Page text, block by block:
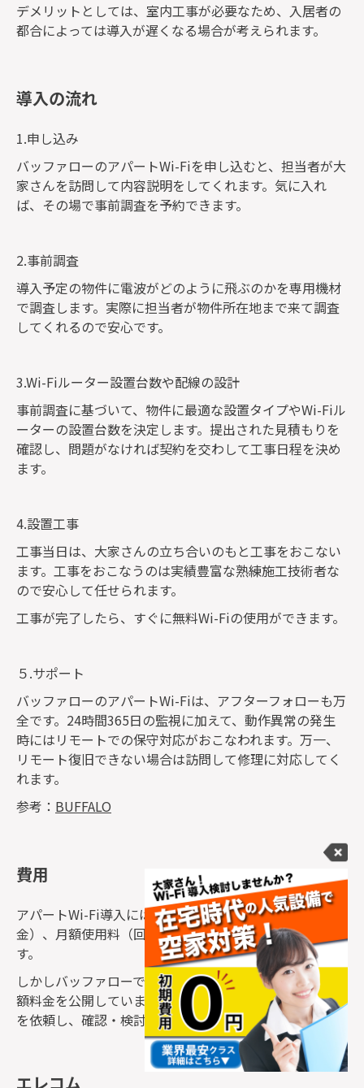
デメリットとしては、室内工事が必要なため、入居者の
都合によっては導入が遅くなる場合が考えられます。
導入の流れ
1.申し込み
バッファローのアパートWi-Fiを申し込むと、担当者が大
家さんを訪問して内容説明をしてくれます。気に入れ
ば、その場で事前調査を予約できます。
2.事前調査
導入予定の物件に電波がどのように飛ぶのかを専用機材
で調査します。実際に担当者が物件所在地まで来て調査
してくれるので安心です。
3.Wi-Fiルーター設置台数や配線の設計
事前調査に基づいて、物件に最適な設置タイプやWi-Fiル
ーターの設置台数を決定します。提出された見積もりを
確認し、問題がなければ契約を交わして工事日程を決め
ます。
4.設置工事
工事当日は、大家さんの立ち合いのもと工事をおこない
ます。工事をおこなうのは実績豊富な熟練施工技術者な
ので安心して任せられます。
工事が完了したら、すぐに無料Wi-Fiの使用ができます。
５.サポート
バッファローのアパートWi-Fiは、アフターフォローも万
全です。24時間365日の監視に加えて、動作異常の発生
時にはリモートでの保守対応がおこなわれます。万一、
リモート復旧できない場合は訪問して修理に対応してく
れます。
参考： BUFFALO
費用
アパートWi-Fi導入には、初期費用（工事費用、機器代
金）、月額使用料（回線費用、保守費用）がかかりま
す。
しかしバッファローでは、アパートWi-Fiの初期費用や月
額料金を公開していません。そのため、個別に見積もり
を依頼し、確認・検討する必要があります。
エレコム